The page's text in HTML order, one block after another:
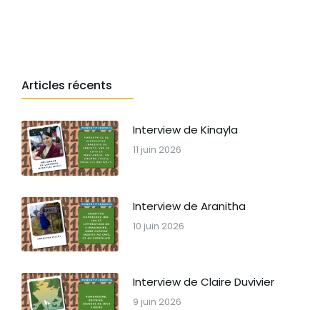
Articles récents
Interview de Kinayla
11 juin 2026
Interview de Aranitha
10 juin 2026
Interview de Claire Duvivier
9 juin 2026